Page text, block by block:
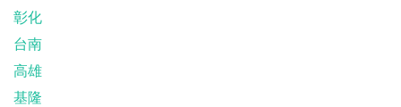
彰化
台南
高雄
基隆